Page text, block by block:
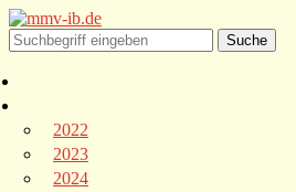
2022
2023
2024